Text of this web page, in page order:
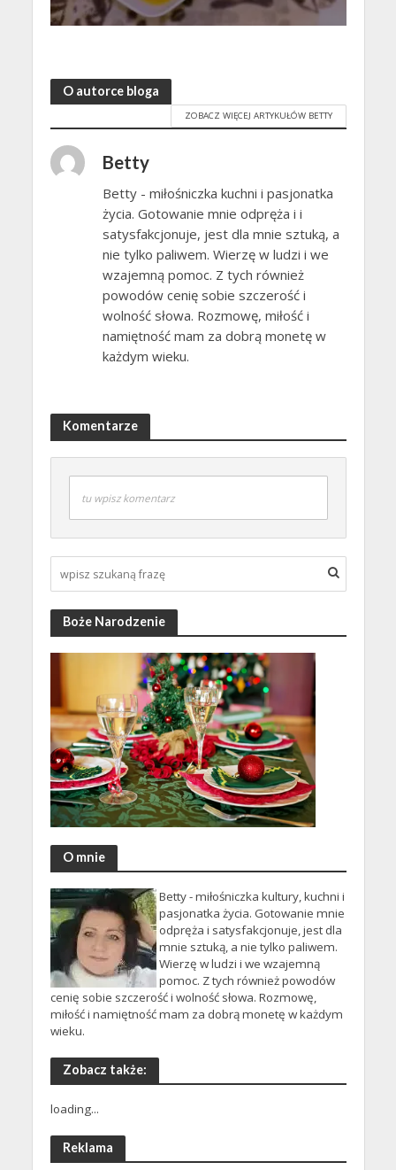
O autorce bloga
ZOBACZ WIĘCEJ ARTYKUŁÓW BETTY
Betty
Betty - miłośniczka kuchni i pasjonatka
życia. Gotowanie mnie odpręża i i
satysfakcjonuje, jest dla mnie sztuką, a
nie tylko paliwem. Wierzę w ludzi i we
wzajemną pomoc. Z tych również
powodów cenię sobie szczerość i
wolność słowa. Rozmowę, miłość i
namiętność mam za dobrą monetę w
każdym wieku.
Komentarze
tu wpisz komentarz
Boże Narodzenie
O mnie
Betty - miłośniczka kultury, kuchni i
pasjonatka życia. Gotowanie mnie
odpręża i satysfakcjonuje, jest dla
mnie sztuką, a nie tylko paliwem.
Wierzę w ludzi i we wzajemną
pomoc. Z tych również powodów
cenię sobie szczerość i wolność słowa. Rozmowę,
miłość i namiętność mam za dobrą monetę w każdym
wieku.
Zobacz także:
loading...
Reklama